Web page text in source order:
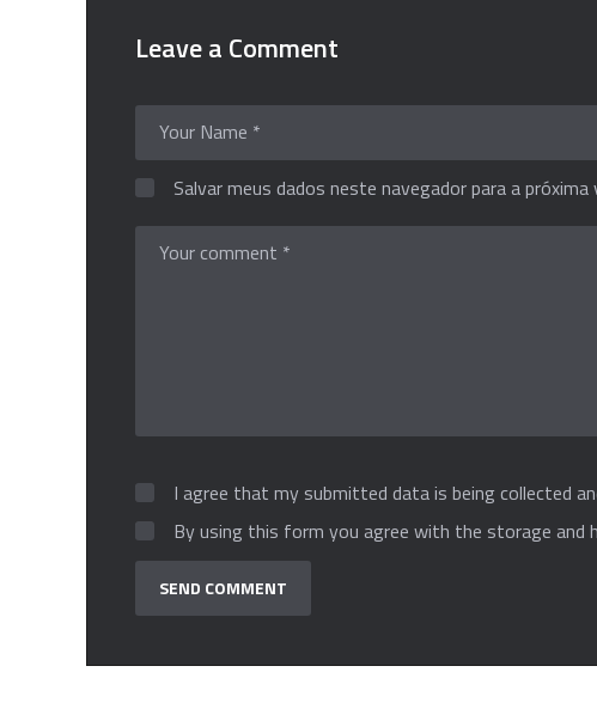
Leave a Comment
Salvar meus dados neste navegador para a próxima
I agree that my submitted data is being collected
By using this form you agree with the storage